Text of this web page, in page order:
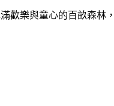
歡樂與童心的百畝森林